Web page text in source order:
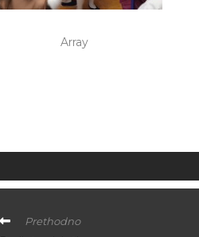
Array
Prethodno